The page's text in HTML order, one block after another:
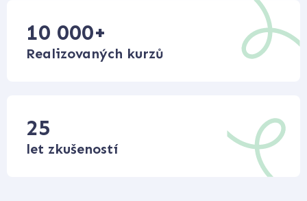
10 000+
Realizovaných kurzů
25
let zkušeností